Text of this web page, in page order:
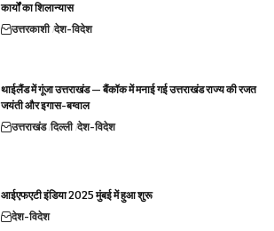
कार्यों का शिलान्यास
उत्तरकाशी देश-विदेश
थाईलैंड में गूंजा उत्तराखंड — बैंकॉक में मनाई गई उत्तराखंड राज्य की रजत
जयंती और इगास-बग्वाल
उत्तराखंड दिल्ली देश-विदेश
आईएफएटी इंडिया 2025 मुंबई में हुआ शुरू
देश-विदेश